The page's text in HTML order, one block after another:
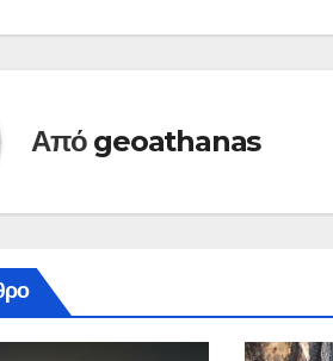
Από geoathanas